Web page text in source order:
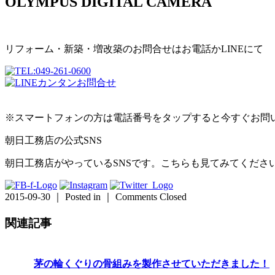
リフォーム・新築・増改築のお問合せはお電話かLINEにて
※スマートフォンの方は電話番号をタップすると今すぐお問
朝日工務店の公式SNS
朝日工務店がやっているSNSです。こちらも見てみてくださ
2015-09-30 ｜ Posted in ｜ Comments Closed
関連記事
茅の輪くぐりの骨組みを製作させていただきました！